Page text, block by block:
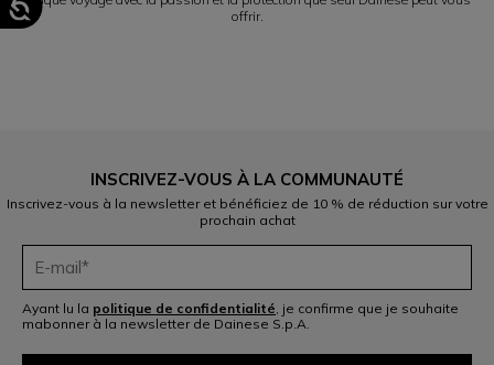
offrir.
INSCRIVEZ-VOUS À LA COMMUNAUTÉ
Inscrivez-vous à la newsletter et bénéficiez de 10 % de réduction sur votre
prochain achat
Ayant lu la politique de confidentialité, je confirme que je souhaite
mabonner à la newsletter de Dainese S.p.A.